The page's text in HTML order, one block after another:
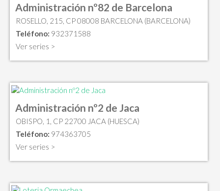
Administración nº82 de Barcelona
ROSELLO, 215, CP 08008 BARCELONA (BARCELONA)
Teléfono: 932371588
Ver series >
Administración nº2 de Jaca
OBISPO, 1, CP 22700 JACA (HUESCA)
Teléfono: 974363705
Ver series >